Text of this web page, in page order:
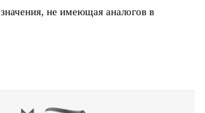
не имеющая аналогов в